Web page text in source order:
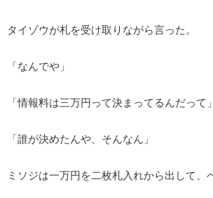
タイゾウが札を受け取りながら言った。
「なんでや」
「情報料は三万円って決まってるんだって」
「誰が決めたんや、そんなん」
ミソジは一万円を二枚札入れから出して、